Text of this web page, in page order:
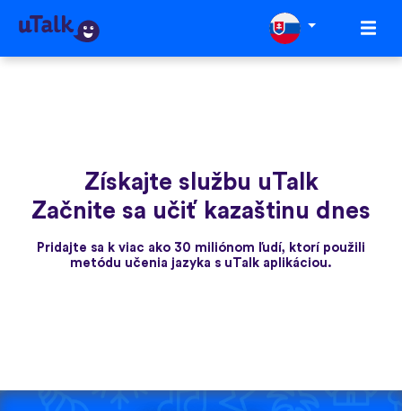
Získajte službu uTalk
Začnite sa učiť kazaštinu dnes
Pridajte sa k viac ako 30 miliónom ľudí, ktorí použili
metódu učenia jazyka s uTalk aplikáciou.